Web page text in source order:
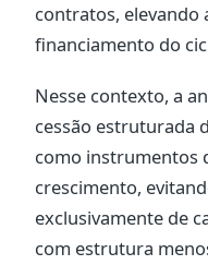
contratos, elevando
financiamento do
Nesse contexto, a
cessão estruturada
como instrumentos
crescimento,
exclusivamente de
com estrutura